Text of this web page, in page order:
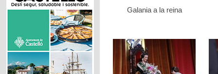
Galania a la reina